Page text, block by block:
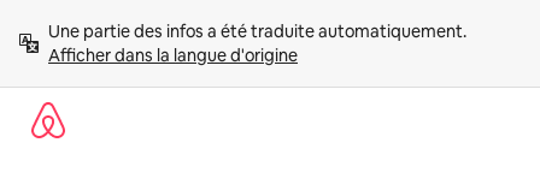
directement
contenu
Afficher dans la langue d'origine